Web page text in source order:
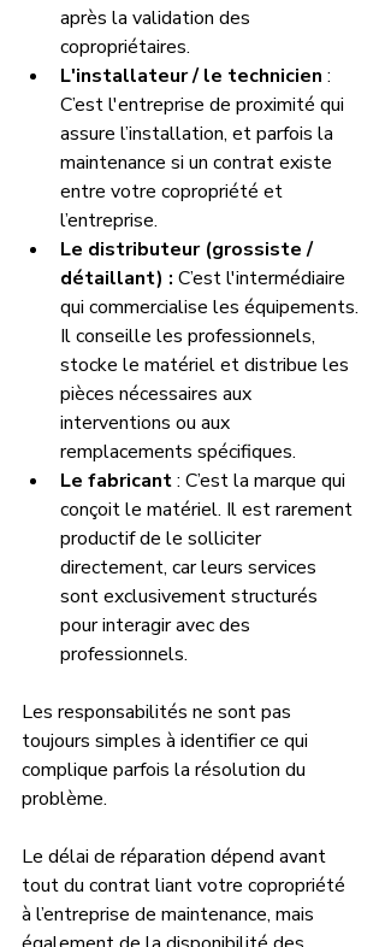
après la validation des
copropriétaires.
L'installateur / le technicien :
C’est l'entreprise de proximité qui
assure l’installation, et parfois la
maintenance si un contrat existe
entre votre copropriété et
l’entreprise.
Le distributeur (grossiste /
détaillant) : C’est l'intermédiaire
qui commercialise les équipements.
Il conseille les professionnels,
stocke le matériel et distribue les
pièces nécessaires aux
interventions ou aux
remplacements spécifiques.
Le fabricant : C’est la marque qui
conçoit le matériel. Il est rarement
productif de le solliciter
directement, car leurs services
sont exclusivement structurés
pour interagir avec des
professionnels.
Les responsabilités ne sont pas
toujours simples à identifier ce qui
complique parfois la résolution du
problème.
Le délai de réparation dépend avant
tout du contrat liant votre copropriété
à l’entreprise de maintenance, mais